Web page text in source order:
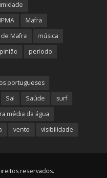
IPMA
Mafra
Mafra
música
período
portugueses
Sal Saúde
surf
média da água
vento visibilidade
reservados.